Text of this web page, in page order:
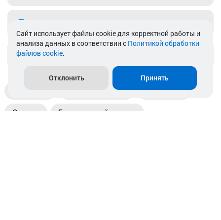
info@akkamulik.by
Пункты выдачи Магазины
Оплата Безналичный расчет
Cайт использует файлы cookie для корректной работы и
анализа данных в соответствии с Политикой обработки
файлов cookie.
Отклонить Принять